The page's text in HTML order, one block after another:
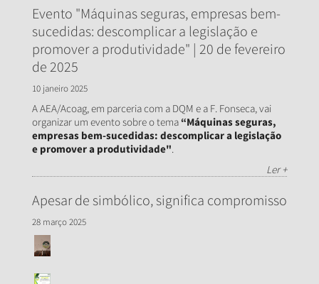
Evento "Máquinas seguras, empresas bem-
sucedidas: descomplicar a legislação e
promover a produtividade" | 20 de fevereiro
de 2025
10 janeiro 2025
A AEA/Acoag, em parceria com a DQM e a F. Fonseca, vai
organizar um evento sobre o tema “Máquinas seguras,
empresas bem-sucedidas: descomplicar a legislação
e promover a produtividade".
Ler +
Apesar de simbólico, significa compromisso
28 março 2025